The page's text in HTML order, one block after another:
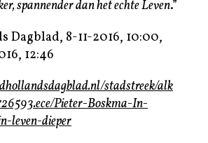
spannender dan het echte Leven.”
Dagblad, 8-11-2016, 10:00,
12:46
stadstreek/alk
Pieter-Boskma-In-
leven-dieper